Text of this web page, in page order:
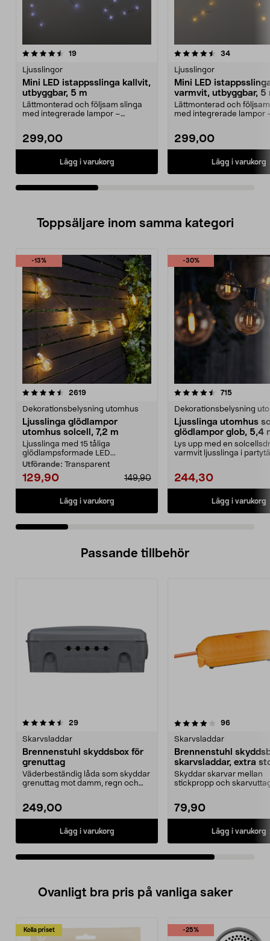
19recensioner
Ljusslingor
Mini LED istappsslinga kallvit,
utbyggbar, 5 m
Lättmonterad och följsam slinga
med integrerade lampor –
299,00
Lägg i varukorg
4.5av 5 stjärnor 34recensioner
Ljusslingor
Mini LED
varmvit, utbyggbar, 5
Lättmonterad och
med integrerade lampor
299,00
Lägg i varukorg
4.5av 5 stjärnor
Toppsäljare inom samma kategori
-13%
2619recensioner
Dekorationsbelysning utomhus
Ljusslinga glödlampor
utomhus solcell, 7,2 m
Ljusslinga med 15 tåliga
glödlampsformade LED...
Utförande: Transparent
129,90 149,90
Lägg i varukorg
-30%
4.5 av 5 stjärnor 715
Dekorationsbelysning
Ljusslinga utomhus
glödlampor glob, 5,4
Lys upp med en
varmvit ljusslinga i
244,30
Lägg i varukorg
4.0 av 5 stjärnor
Passande tillbehör
29recensioner
Skarvsladdar
Brennenstuhl skyddsbox för
grenuttag
Väderbeständig låda som skyddar
grenuttag mot damm, regn och
249,00
Lägg i varukorg
4.0av 5 stjärnor 96recensioner
Skarvsladdar
Brennenstuhl
skarvsladdar, extra
Skyddar skarvar mellan
stickpropp och
79,90
Lägg i varukorg
Ovanligt bra pris på vanliga saker
Kolla priset -25%